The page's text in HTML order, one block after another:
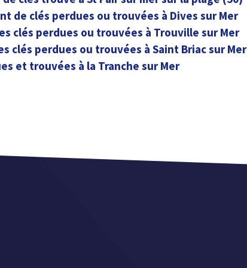
de clés perdues ou trouvées à Dives sur Mer
clés perdues ou trouvées à Trouville sur Mer
clés perdues ou trouvées à Saint Briac sur Mer
et trouvées à la Tranche sur Mer